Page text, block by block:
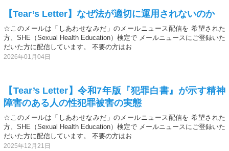
【Tear’s Letter】なぜ法が適切に運用されないのか
☆このメールは「しあわせなみだ」のメールニュース配信を 希望された
方、SHE（Sexual Health Education）検定で メールニュースにご登録いた
だいた方に配信しています。 不要の方はお
2026年01月04日
【Tear’s Letter】令和7年版『犯罪白書』が示す精神
障害のある人の性犯罪被害の実態
☆このメールは「しあわせなみだ」のメールニュース配信を 希望された
方、SHE（Sexual Health Education）検定で メールニュースにご登録いた
だいた方に配信しています。 不要の方はお
2025年12月21日